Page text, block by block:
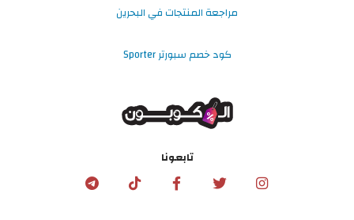
مراجعة المنتجات في البحرين
كود خصم سبورتر Sporter
تابعونا